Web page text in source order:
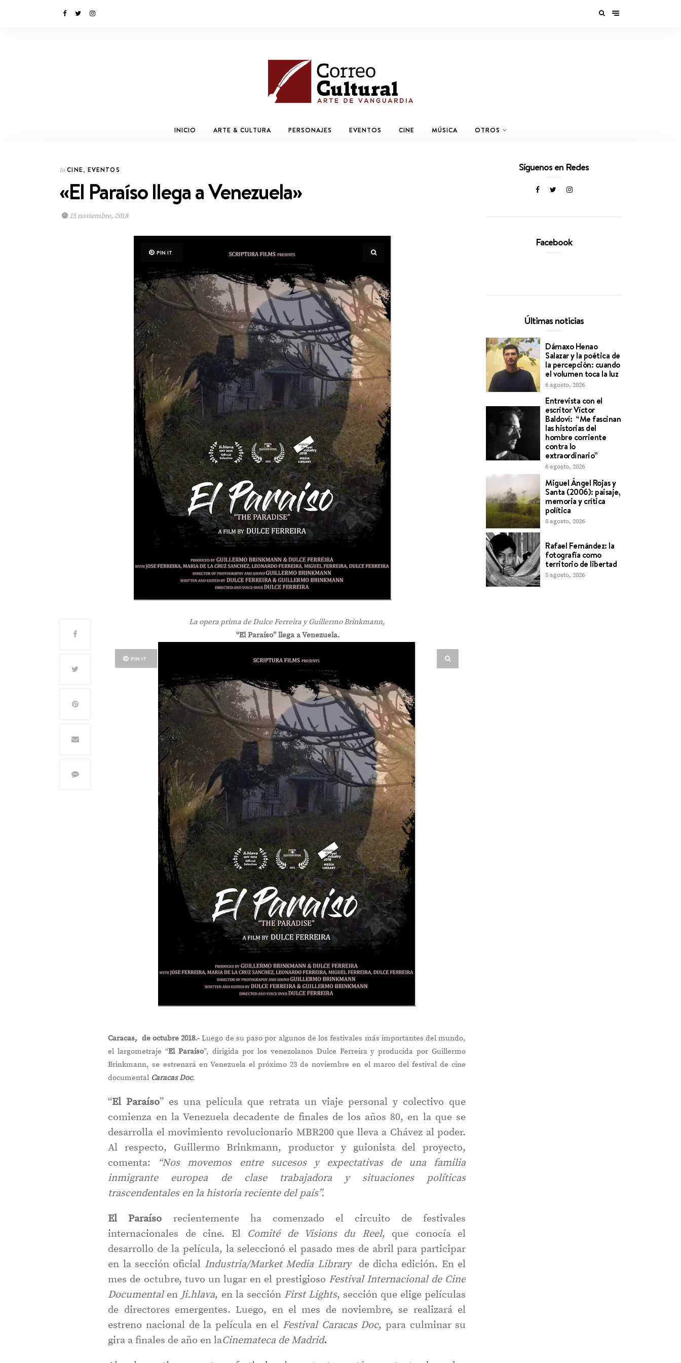
INICIO ARTE & CULTURA PERSONAJES EVENTOS CINE MÚSICA OTROS
In CINE,EVENTOS
«El Paraíso llega a Venezuela»
15 noviembre, 2018
PIN IT
La opera prima de Dulce Ferreira y Guillermo Brinkmann,
“El Paraíso” llega a Venezuela.
PIN IT
Caracas, de octubre 2018.- Luego de su paso por algunos de los festivales más importantes del mundo,
el largometraje “El Paraíso”, dirigida por los venezolanos Dulce Ferreira y producida por Guillermo
Brinkmann, se estrenará en Venezuela el próximo 23 de noviembre en el marco del festival de cine
documental Caracas Doc.
“El Paraíso” es una película que retrata un viaje personal y colectivo que
comienza en la Venezuela decadente de finales de los años 80, en la que se
desarrolla el movimiento revolucionario MBR200 que lleva a Chávez al poder.
Al respecto, Guillermo Brinkmann, productor y guionista del proyecto,
comenta:
“Nos movemos entre sucesos y expectativas de una familia
inmigrante europea de clase trabajadora y situaciones políticas
trascendentales en la historia reciente del país”.
El Paraíso recientemente ha comenzado el circuito de festivales
internacionales de cine. El Comité de Visions du Reel, que conocía el
desarrollo de la película, la seleccionó el pasado mes de abril para participar
en la sección oficial Industria/Market Media Libraryde dicha edición. En el
mes de octubre, tuvo un lugar en el prestigioso Festival Internacional de Cine
DocumentalenJi.hlava, en la sección First Lights, sección que elige películas
de directores emergentes. Luego, en el mes de noviembre, se realizará el
estreno nacional de la película en el Festival Caracas Doc, para culminar su
gira a finales de año en laCinemateca de Madrid.
Síguenos en Redes
Facebook
Últimas noticias
Dámaxo Henao
Salazar y la poética de
la percepción: cuando
el volumen toca la luz
6 agosto, 2026
Entrevista con el
escritor Víctor
Baldoví: “Me fascinan
las historias del
hombre corriente
contra lo
extraordinario”
6 agosto, 2026
Miguel Ángel Rojas y
Santa (2006): paisaje,
memoria y crítica
política
5 agosto, 2026
Rafael Fernández: la
fotografía como
territorio de libertad
5 agosto, 2026